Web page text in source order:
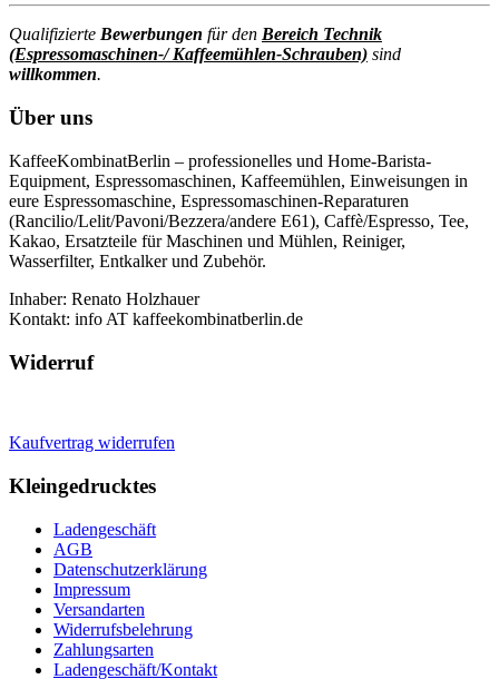
Qualifizierte Bewerbungen für den Bereich Technik
(Espressomaschinen-/ Kaffeemühlen-Schrauben) sind
willkommen.
Über uns
KaffeeKombinatBerlin – professionelles und Home-Barista-
Equipment, Espressomaschinen, Kaffeemühlen, Einweisungen in
eure Espressomaschine, Espressomaschinen-Reparaturen
(Rancilio/Lelit/Pavoni/Bezzera/andere E61), Caffè/Espresso, Tee,
Kakao, Ersatzteile für Maschinen und Mühlen, Reiniger,
Wasserfilter, Entkalker und Zubehör.
Inhaber: Renato Holzhauer
Kontakt: info AT kaffeekombinatberlin.de
Widerruf
Kaufvertrag widerrufen
Kleingedrucktes
Ladengeschäft
AGB
Datenschutzerklärung
Impressum
Versandarten
Widerrufsbelehrung
Zahlungsarten
Ladengeschäft/Kontakt